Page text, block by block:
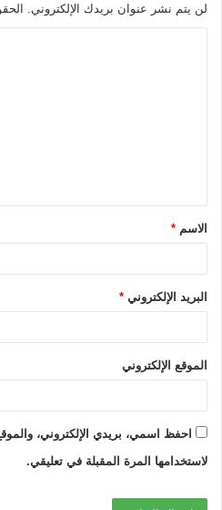
لن يتم نشر عنوان بريدك الإلكتروني.
ق
*الاسم *
البريد الإلكتروني *
الموقع الإلكتروني
احفظ اسمي، بريدي الإلكتروني،
لاستخدامها المرة المقبلة في تعليقي.